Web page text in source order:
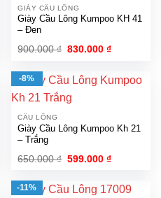
GIÀY CẦU LÔNG
Giày Cầu Lông Kumpoo KH 41
– Đen
900.000₫ Giá
900.000 ₫.
830.000₫Giá
là:
830.000 ₫.
-8%
CẦU LÔNG
Giày Cầu Lông Kumpoo Kh 21
– Trắng
650.000₫ Giá
650.000 ₫.
599.000₫Giá
là:
599.000 ₫.
-11%